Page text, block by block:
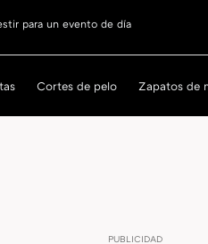
para un evento de día
Cortes de pelo Zapatos de